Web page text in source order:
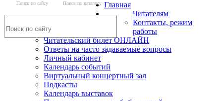
Поиск по сайту Поиск по каталогу Главная
Читателям
Контакты, режим
работы
Читательский билет ОНЛАЙН
Ответы на часто задаваемые вопросы
Личный кабинет
Календарь событий
Виртуальный концертный зал
Подкасты
Календарь выставок